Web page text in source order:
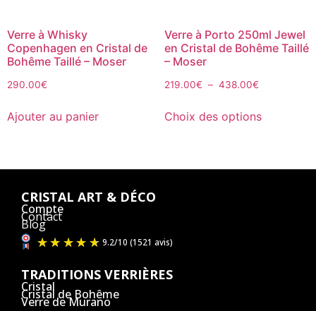
Verre à Whisky
Copenhagen en Cristal de
Bohême Taillé – Moser
290.00€
Ajouter au panier
Verre à Porto 250ml Jewel
en Cristal de Bohême Taillé
– Moser
219.00€ – 438.00€
Choix des options
CRISTAL ART & DÉCO
Compte
Contact
Blog
TRADITIONS VERRIÈRES
Cristal
Cristal de Bohême
Verre de Murano